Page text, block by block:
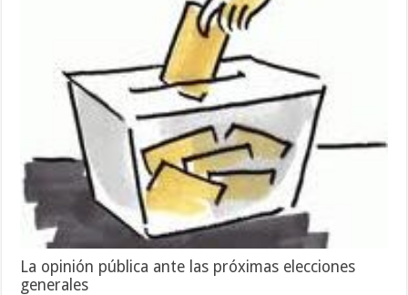
La opinión pública ante las próximas elecciones
generales